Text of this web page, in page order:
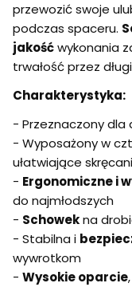
przewozić swoje
podczas spaceru.
jakośćwykonania
trwałość przez
Charakterystyka:
- Przeznaczony dla
- Wyposażony w
ułatwiające
- Ergonomiczne i
do najmłodszych
- Schowekna
- Stabilna i
wywrotkom
- Wysokie oparcie